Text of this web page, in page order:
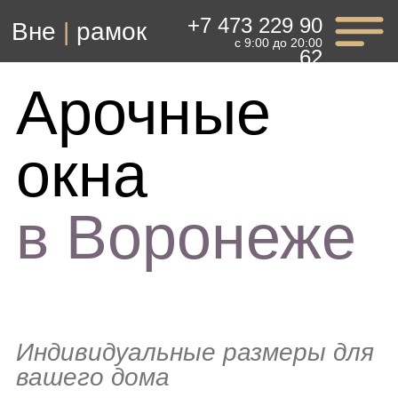
+7 473 229 90
Вне|рамок с 9:00 до 20:00
Арочные
окна
в Воронеже
10 лет
Индивидуальные размеры для